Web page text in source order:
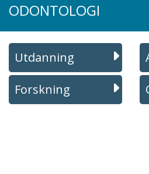
ODONTOLOGI
Utdanning
Forskning